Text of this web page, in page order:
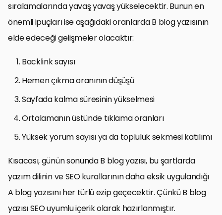
sıralamalarında yavaş yavaş yükselecektir. Bunun en
önemli ipuçları ise aşağıdaki oranlarda B blog yazısının
elde edeceği gelişmeler olacaktır:
Backlink sayısı
Hemen çıkma oranının düşüşü
Sayfada kalma süresinin yükselmesi
Ortalamanın üstünde tıklama oranları
Yüksek yorum sayısı ya da topluluk sekmesi katılımı
Kısacası, günün sonunda B blog yazısı, bu şartlarda
yazım dilinin ve SEO kurallarının daha eksik uygulandığı
A blog yazısını her türlü ezip geçecektir. Çünkü B blog
yazısı SEO uyumlu içerik olarak hazırlanmıştır.